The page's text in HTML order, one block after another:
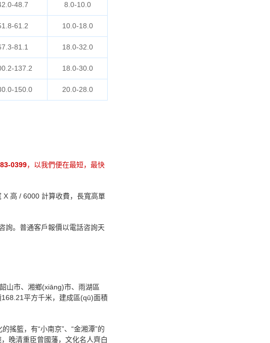
48.7 8.0-10.0
61.2 10.0-18.0
81.1 18.0-32.0
137.2 18.0-30.0
150.0 20.0-28.0
0399，以我們便在最短，最快
高 / 6000 計算收費，長寬高單
詢。普通客戶報價以電話咨詢天
山市、湘鄉(xiāng)市、雨湖區
平方千米，建成區(qū)面積
搖籃，有“小南京”、“金湘潭”的
晚清重臣曾國藩，文化名人齊白